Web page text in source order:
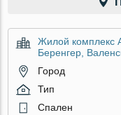
Жилой комплекс
Беренгер,
Город
Тип
Спален